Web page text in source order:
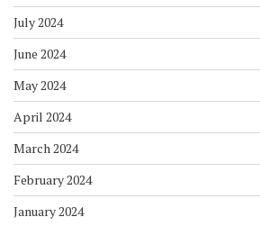
July 2024
June 2024
May 2024
April 2024
March 2024
February 2024
January 2024